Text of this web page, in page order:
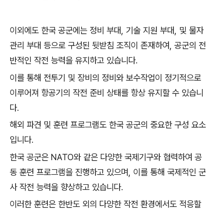
이외에도 한국 공군에는 정비 부대, 기술 지원 부대, 및 물자
관리 부대 등으로 구성된 뒷받침 조직이 존재하여, 공군의 전
반적인 작전 능력을 유지하고 있습니다.
이를 통해 전투기 및 장비의 정비와 보수작업이 정기적으로
이루어져 항공기의 작전 준비 상태를 항상 유지할 수 있습니
다.
해외 파견 및 훈련 프로그램도 한국 공군의 중요한 구성 요소
입니다.
한국 공군은 NATO와 같은 다양한 국제기구와 협력하여 공
동 훈련 프로그램을 진행하고 있으며, 이를 통해 국제적인 군
사 작전 능력을 향상하고 있습니다.
이러한 훈련은 한반도 외의 다양한 작전 환경에서도 적응할